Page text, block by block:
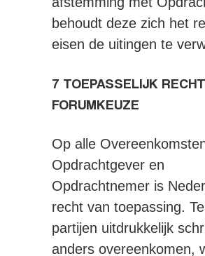
behoudt deze zich het
eisen de uitingen te
7 TOEPASSELIJK
FORUMKEUZE
Op alle
Opdrachtgever en
Opdrachtnemer is
recht van toepassing.
partijen uitdrukkelijk
anders overeenkomen,